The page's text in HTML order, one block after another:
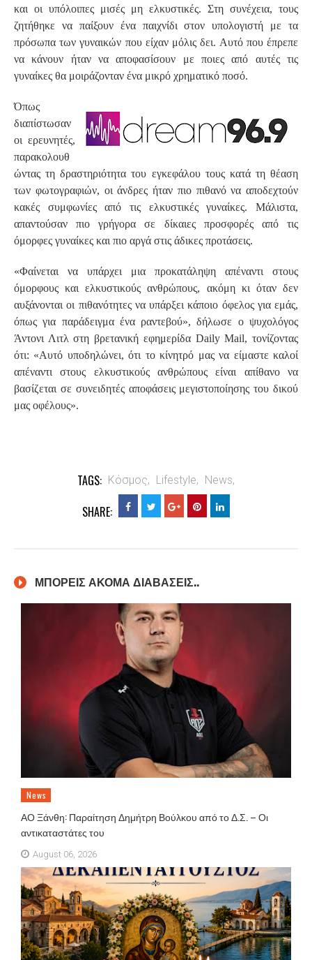
και οι υπόλοιπες μισές μη ελκυστικές. Στη συνέχεια, τους
ζητήθηκε να παίξουν ένα παιχνίδι στον υπολογιστή με τα
πρόσωπα των γυναικών που είχαν μόλις δει. Αυτό που έπρεπε
να κάνουν ήταν να αποφασίσουν με ποιες από αυτές τις
γυναίκες θα μοιράζονταν ένα μικρό χρηματικό ποσό.
Όπως
διαπίστωσαν
οι ερευνητές,
παρακολουθ
ώντας τη δραστηριότητα του εγκεφάλου τους κατά τη θέαση
των φωτογραφιών, οι άνδρες ήταν πιο πιθανό να αποδεχτούν
κακές συμφωνίες από τις ελκυστικές γυναίκες. Μάλιστα,
απαντούσαν πιο γρήγορα σε δίκαιες προσφορές από τις
όμορφες γυναίκες και πιο αργά στις άδικες προτάσεις.
«Φαίνεται να υπάρχει μια προκατάληψη απέναντι στους
όμορφους και ελκυστικούς ανθρώπους, ακόμη κι όταν δεν
αυξάνονται οι πιθανότητες να υπάρξει κάποιο όφελος για εμάς,
όπως για παράδειγμα ένα ραντεβού», δήλωσε ο ψυχολόγος
Άντονι Λιτλ στη βρετανική εφημερίδα Daily Mail, τονίζοντας
ότι: «Αυτό υποδηλώνει, ότι το κίνητρό μας να είμαστε καλοί
απέναντι στους ελκυστικούς ανθρώπους είναι απίθανο να
βασίζεται σε συνειδητές αποφάσεις μεγιστοποίησης του δικού
μας οφέλους».
TAGS: Κόσμος, Lifestyle, News,
SHARE:
ΜΠΟΡΕΙΣ ΑΚΟΜΑ ΔΙΑΒΑΣΕΙΣ..
News
ΑΟ Ξάνθη: Παραίτηση Δημήτρη Βούλκου από το Δ.Σ. – Οι
αντικαταστάτες του
August 06, 2026